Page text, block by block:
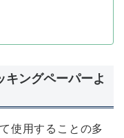
キングペーパーよ
使用することの多